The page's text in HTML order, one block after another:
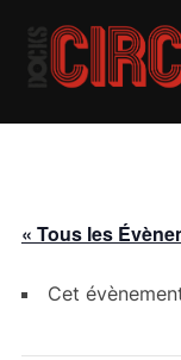
« Tous les
Cet